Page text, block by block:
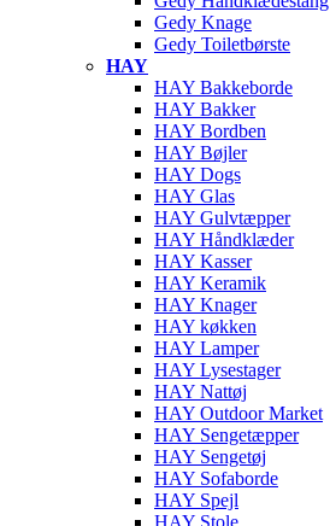
Gedy Knage
Gedy Toiletbørste
HAY
HAY Bakkeborde
HAY Bakker
HAY Bordben
HAY Bøjler
HAY Dogs
HAY Glas
HAY Gulvtæpper
HAY Håndklæder
HAY Kasser
HAY Keramik
HAY Knager
HAY køkken
HAY Lamper
HAY Lysestager
HAY Nattøj
HAY Outdoor Market
HAY Sengetæpper
HAY Sengetøj
HAY Sofaborde
HAY Spejl
HAY Stole